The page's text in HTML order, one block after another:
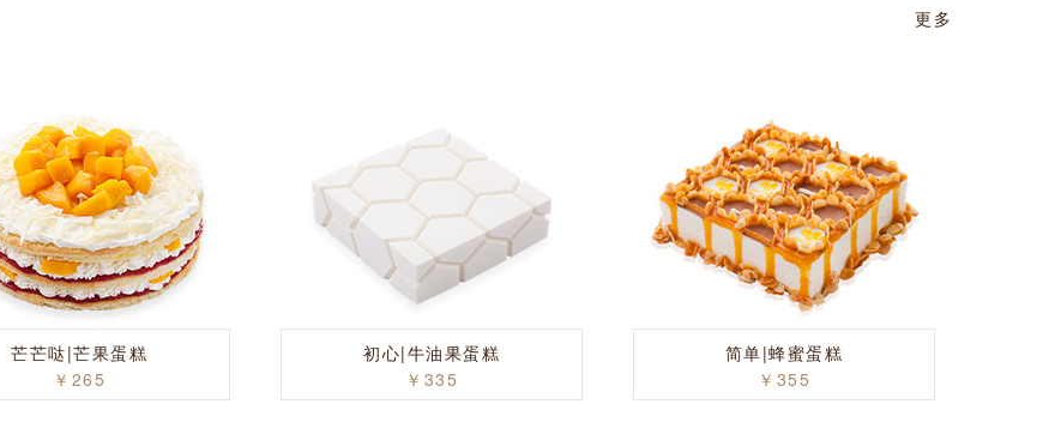
更多
芒芒哒|芒果蛋糕
￥265
初心|牛油果蛋糕
￥335
简单|蜂蜜蛋糕
￥355